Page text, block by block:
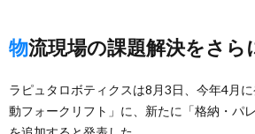
物流現場の課題解決をさら
ラピュタロボティクスは8月3日、今年4月
動フォークリフト」に、新たに「格納・パ